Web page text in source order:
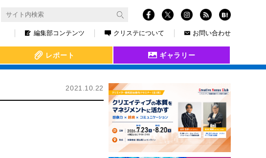
編集部コンテンツ クリステについて お問い合わせ
レポート ギャラリー
2021.10.22